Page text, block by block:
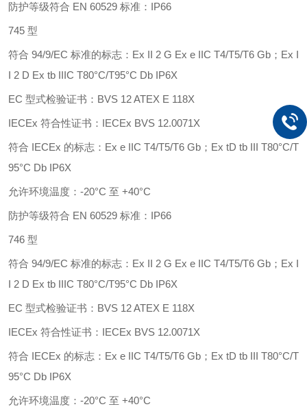
防护等级符合 EN 60529 标准：IP66
745 型
符合 94/9/EC 标准的标志：Ex II 2 G Ex e IIC T4/T5/T6 Gb；Ex I
I 2 D Ex tb IIIC T80°C/T95°C Db IP6X
EC 型式检验证书：BVS 12 ATEX E 118X
IECEx 符合性证书：IECEx BVS 12.0071X
符合 IECEx 的标志：Ex e IIC T4/T5/T6 Gb；Ex tD tb III T80°C/T
95°C Db IP6X
允许环境温度： -20°C 至 +40°C
防护等级符合 EN 60529 标准：IP66
746 型
符合 94/9/EC 标准的标志：Ex II 2 G Ex e IIC T4/T5/T6 Gb；Ex I
I 2 D Ex tb IIIC T80°C/T95°C Db IP6X
EC 型式检验证书：BVS 12 ATEX E 118X
IECEx 符合性证书：IECEx BVS 12.0071X
符合 IECEx 的标志：Ex e IIC T4/T5/T6 Gb；Ex tD tb III T80°C/T
95°C Db IP6X
允许环境温度： -20°C 至 +40°C